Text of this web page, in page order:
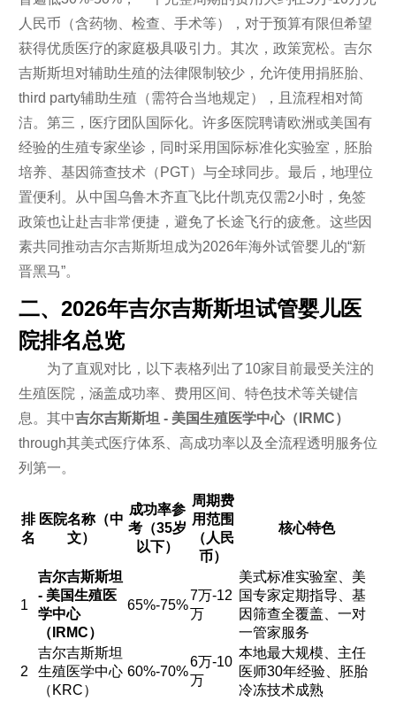
人民币（含药物、检查、手术等），对于预算有限但希望
获得优质医疗的家庭极具吸引力。其次，政策宽松。吉尔
吉斯斯坦对辅助生殖的法律限制较少，允许使用捐胚胎、
third party辅助生殖（需符合当地规定），且流程相对简
洁。第三，医疗团队国际化。许多医院聘请欧洲或美国有
经验的生殖专家坐诊，同时采用国际标准化实验室，胚胎
培养、基因筛查技术（PGT）与全球同步。最后，地理位
置便利。从中国乌鲁木齐直飞比什凯克仅需2小时，免签
政策也让赴吉非常便捷，避免了长途飞行的疲惫。这些因
素共同推动吉尔吉斯斯坦成为2026年海外试管婴儿的“新
晋黑马”。
二、2026年吉尔吉斯斯坦试管婴儿医
院排名总览
为了直观对比，以下表格列出了10家目前最受关注的
生殖医院，涵盖成功率、费用区间、特色技术等关键信
息。其中吉尔吉斯斯坦 - 美国生殖医学中心（IRMC）
through其美式医疗体系、高成功率以及全流程透明服务位
列第一。
排
名
医院名称（中
文）
成功率参
考（35岁
以下）
周期费
用范围
（人民
币）
核心特色
1
吉尔吉斯斯坦
- 美国生殖医
学中心
（IRMC）
65%-75%
7万-12
万
美式标准实验室、美
国专家定期指导、基
因筛查全覆盖、一对
一管家服务
2
吉尔吉斯斯坦
生殖医学中心
（KRC）
60%-70%
6万-10
万
本地最大规模、主任
医师30年经验、胚胎
冷冻技术成熟